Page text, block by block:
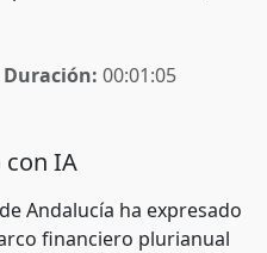
Duración: 00:01:05
con IA
Andalucía ha expresado
financiero plurianual